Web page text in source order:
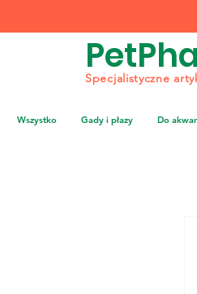
Specjalistyczne
Wszystko Gady i płazy Do